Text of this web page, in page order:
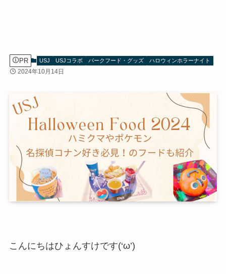
PR USJ USJコラボ パークフード・グッズ ハロウィンホラーナイト
2024年10月14日
こんにちはひょんすけです(‘ω’)